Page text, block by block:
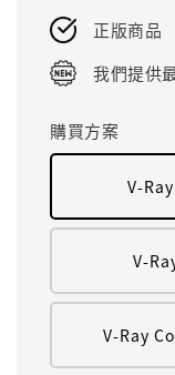
正版商品
我們提供
購買方案
V-
V-
V-Ray